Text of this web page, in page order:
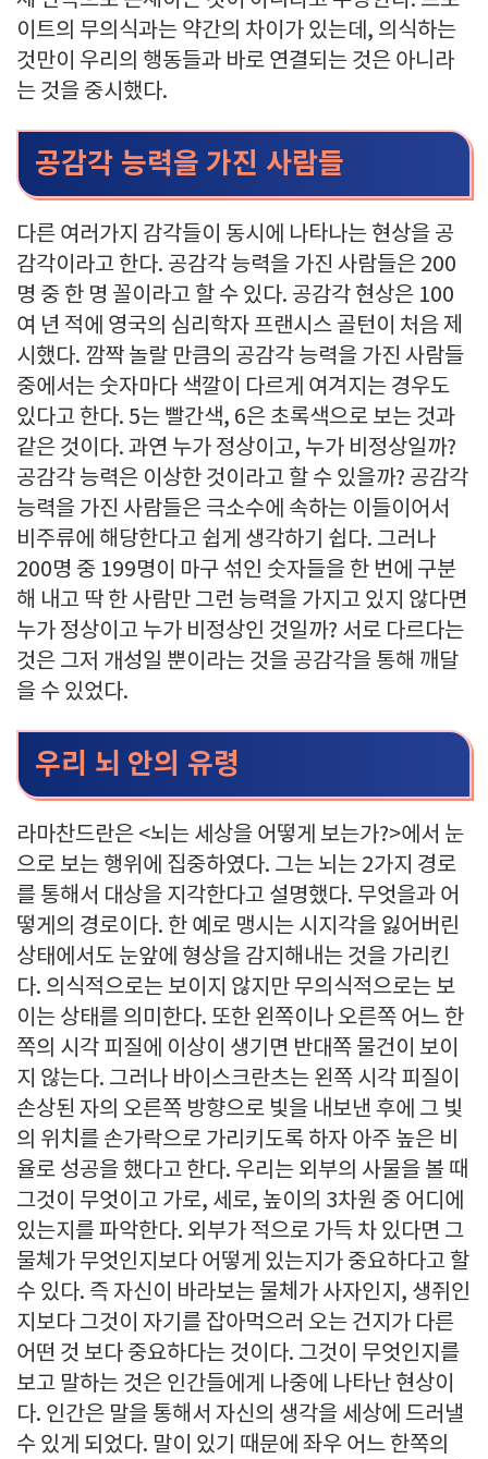
이트의 무의식과는 약간의 차이가 있는데, 의식하는
것만이 우리의 행동들과 바로 연결되는 것은 아니라
는 것을 중시했다.
공감각 능력을 가진 사람들
다른 여러가지 감각들이 동시에 나타나는 현상을 공
감각이라고 한다. 공감각 능력을 가진 사람들은 200
명 중 한 명 꼴이라고 할 수 있다. 공감각 현상은 100
여 년 적에 영국의 심리학자 프랜시스 골턴이 처음 제
시했다. 깜짝 놀랄 만큼의 공감각 능력을 가진 사람들
중에서는 숫자마다 색깔이 다르게 여겨지는 경우도
있다고 한다. 5는 빨간색, 6은 초록색으로 보는 것과
같은 것이다. 과연 누가 정상이고, 누가 비정상일까?
공감각 능력은 이상한 것이라고 할 수 있을까? 공감각
능력을 가진 사람들은 극소수에 속하는 이들이어서
비주류에 해당한다고 쉽게 생각하기 쉽다. 그러나
200명 중 199명이 마구 섞인 숫자들을 한 번에 구분
해 내고 딱 한 사람만 그런 능력을 가지고 있지 않다면
누가 정상이고 누가 비정상인 것일까? 서로 다르다는
것은 그저 개성일 뿐이라는 것을 공감각을 통해 깨달
을 수 있었다.
우리 뇌 안의 유령
라마찬드란은 <뇌는 세상을 어떻게 보는가?>에서 눈
으로 보는 행위에 집중하였다. 그는 뇌는 2가지 경로
를 통해서 대상을 지각한다고 설명했다. 무엇을과 어
떻게의 경로이다. 한 예로 맹시는 시지각을 잃어버린
상태에서도 눈앞에 형상을 감지해내는 것을 가리킨
다. 의식적으로는 보이지 않지만 무의식적으로는 보
이는 상태를 의미한다. 또한 왼쪽이나 오른쪽 어느 한
쪽의 시각 피질에 이상이 생기면 반대쪽 물건이 보이
지 않는다. 그러나 바이스크란츠는 왼쪽 시각 피질이
손상된 자의 오른쪽 방향으로 빛을 내보낸 후에 그 빛
의 위치를 손가락으로 가리키도록 하자 아주 높은 비
율로 성공을 했다고 한다. 우리는 외부의 사물을 볼 때
그것이 무엇이고 가로, 세로, 높이의 3차원 중 어디에
있는지를 파악한다. 외부가 적으로 가득 차 있다면 그
물체가 무엇인지보다 어떻게 있는지가 중요하다고 할
수 있다. 즉 자신이 바라보는 물체가 사자인지, 생쥐인
지보다 그것이 자기를 잡아먹으러 오는 건지가 다른
어떤 것 보다 중요하다는 것이다. 그것이 무엇인지를
보고 말하는 것은 인간들에게 나중에 나타난 현상이
다. 인간은 말을 통해서 자신의 생각을 세상에 드러낼
수 있게 되었다. 말이 있기 때문에 좌우 어느 한쪽의